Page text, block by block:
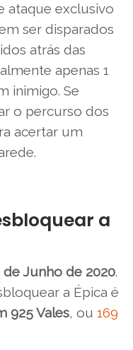
ataque exclusivo
ser disparados
atrás das
apenas 1
inimigo. Se
o percurso dos
acertar um
a
de Junho de 2020.
a Épica é
925 Vales, ou 169